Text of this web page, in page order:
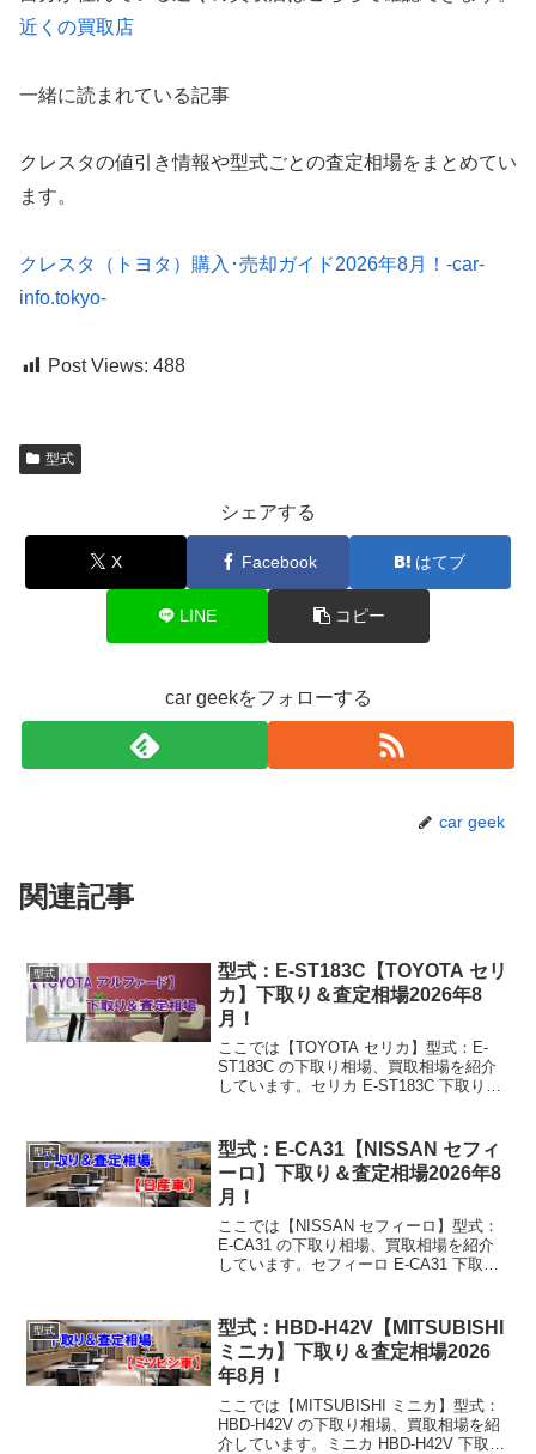
近くの買取店
一緒に読まれている記事
クレスタの値引き情報や型式ごとの査定相場をまとめてい
ます。
クレスタ（トヨタ）購入･売却ガイド2026年8月！-car-
info.tokyo-
Post Views: 488
型式
シェアする
X Facebook はてブ
LINE コピー
car geekをフォローする
car geek
関連記事
型式
型式：E-ST183C【TOYOTA セリ
カ】下取り＆査定相場2026年8
月！
ここでは【TOYOTA セリカ】型式：E-
ST183C の下取り相場、買取相場を紹介
しています。セリカ E-ST183C 下取り相
1990年式（H2）下取り相場：...
型式
型式：E-CA31【NISSAN セフィ
ーロ】下取り＆査定相場2026年8
月！
ここでは【NISSAN セフィーロ】型式：
E-CA31 の下取り相場、買取相場を紹介
しています。セフィーロ E-CA31 下取り
1989年式（H1）下取り相場...
型式
型式：HBD-H42V【MITSUBISHI
ミニカ】下取り＆査定相場2026
年8月！
ここでは【MITSUBISHI ミニカ】型式：
HBD-H42V の下取り相場、買取相場を紹
介しています。ミニカ HBD-H42V 下取り